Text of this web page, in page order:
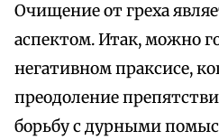
Очищение от греха
аспектом. Итак, можно
негативном праксисе,
преодоление
борьбу с дурными